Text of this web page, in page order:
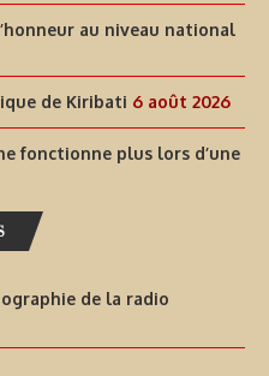
au niveau national
de Kiribati 6 août 2026
fonctionne plus lors d’une
de la radio